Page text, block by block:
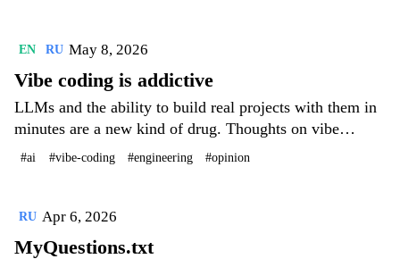
EN RU May 8, 2026
Vibe coding is addictive
LLMs and the ability to build real projects with them in
minutes are a new kind of drug. Thoughts on vibe
coding, the high of a solved problem, and consequences
#ai #vibe-coding #engineering #opinion
RU Apr 6, 2026
MyQuestions.txt